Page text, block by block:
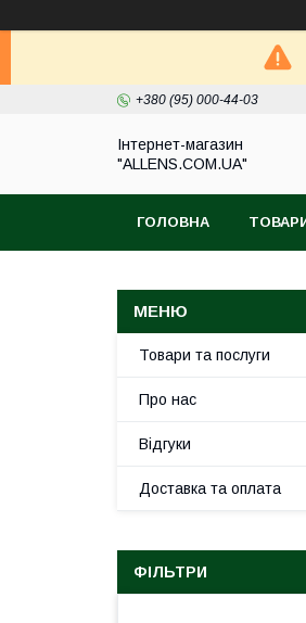
+380 (95) 000-44-03
Інтернет-магазин
"ALLENS.COM.UA"
ГОЛОВНА
Товари та послуги
Про нас
Відгуки
Доставка та оплата
ФІЛЬТРИ